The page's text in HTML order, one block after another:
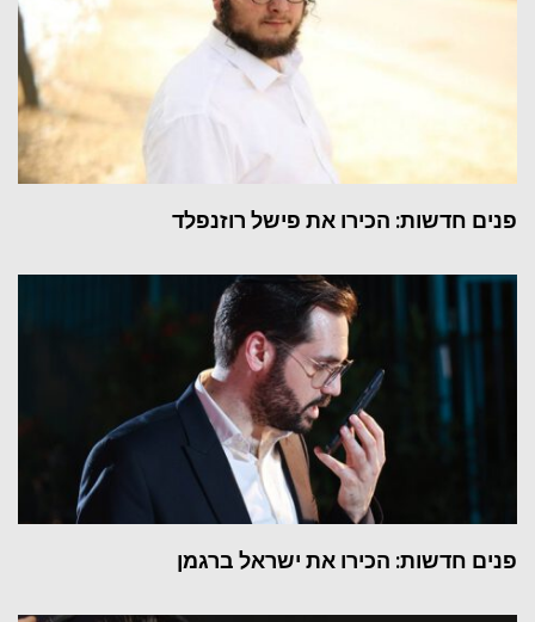
פנים חדשות: הכירו את פישל רוזנפלד
פנים חדשות: הכירו את ישראל ברגמן